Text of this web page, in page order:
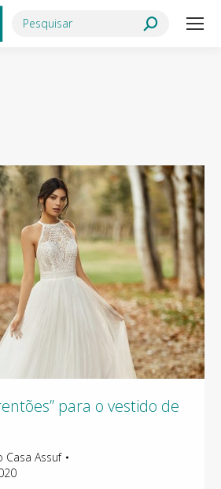
Search:
para o vestido de
Casa Assuf